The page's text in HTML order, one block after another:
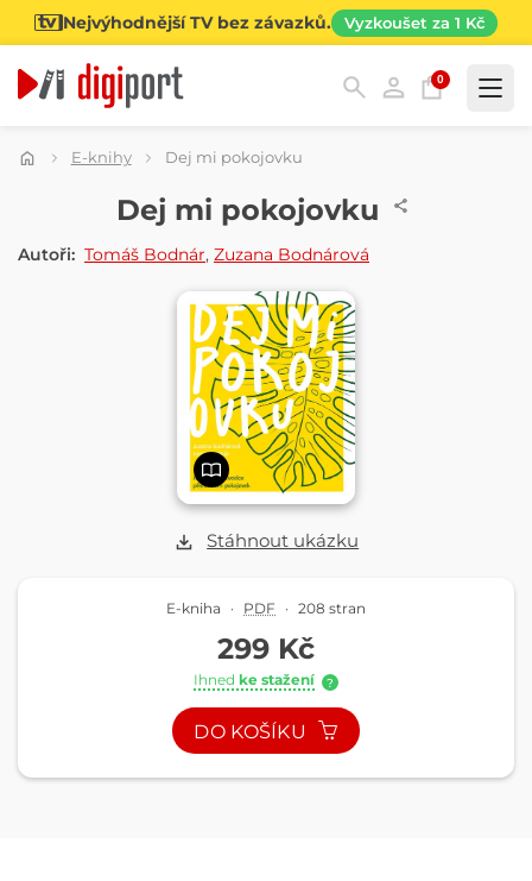
Nejvýhodnější TV bez závazků. Vyzkoušet za 1 Kč
0
Kategorie
E-knihy Dej mi pokojovku
Stáhnout ukázku
Dej mi pokojovku
Autoři: Tomáš Bodnár, Zuzana Bodnárová
E-kniha · PDF · 208 stran
299 Kč
Ihned ke stažení ?
DO KOŠÍKU